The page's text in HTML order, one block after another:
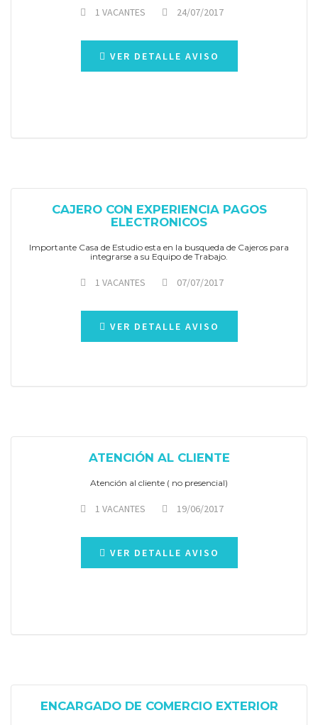
1 VACANTES 24/07/2017
VER DETALLE AVISO
CAJERO CON EXPERIENCIA PAGOS
ELECTRONICOS
Importante Casa de Estudio esta en la busqueda de Cajeros para
integrarse a su Equipo de Trabajo.
1 VACANTES 07/07/2017
VER DETALLE AVISO
ATENCIÓN AL CLIENTE
Atención al cliente ( no presencial)
1 VACANTES 19/06/2017
VER DETALLE AVISO
ENCARGADO DE COMERCIO EXTERIOR